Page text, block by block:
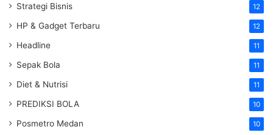
Strategi Bisnis 12
HP & Gadget Terbaru 12
Headline 11
Sepak Bola 11
Diet & Nutrisi 11
PREDIKSI BOLA 10
Posmetro Medan 10